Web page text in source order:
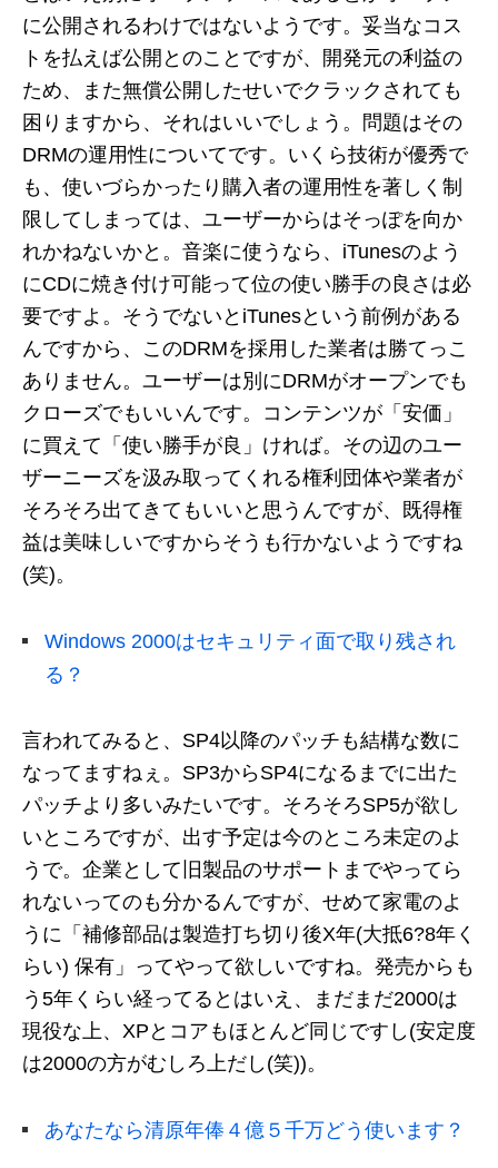
に公開されるわけではないようです。妥当なコス
トを払えば公開とのことですが、開発元の利益の
ため、また無償公開したせいでクラックされても
困りますから、それはいいでしょう。問題はその
DRMの運用性についてです。いくら技術が優秀で
も、使いづらかったり購入者の運用性を著しく制
限してしまっては、ユーザーからはそっぽを向か
れかねないかと。音楽に使うなら、iTunesのよう
にCDに焼き付け可能って位の使い勝手の良さは必
要ですよ。そうでないとiTunesという前例がある
んですから、このDRMを採用した業者は勝てっこ
ありません。ユーザーは別にDRMがオープンでも
クローズでもいいんです。コンテンツが「安価」
に買えて「使い勝手が良」ければ。その辺のユー
ザーニーズを汲み取ってくれる権利団体や業者が
そろそろ出てきてもいいと思うんですが、既得権
益は美味しいですからそうも行かないようですね
(笑)。
Windows 2000はセキュリティ面で取り残され
る？
言われてみると、SP4以降のパッチも結構な数に
なってますねぇ。SP3からSP4になるまでに出た
パッチより多いみたいです。そろそろSP5が欲し
いところですが、出す予定は今のところ未定のよ
うで。企業として旧製品のサポートまでやってら
れないってのも分かるんですが、せめて家電のよ
うに「補修部品は製造打ち切り後X年(大抵6?8年く
らい) 保有」ってやって欲しいですね。発売からも
う5年くらい経ってるとはいえ、まだまだ2000は
現役な上、XPとコアもほとんど同じですし(安定度
は2000の方がむしろ上だし(笑))。
あなたなら清原年俸４億５千万どう使います？